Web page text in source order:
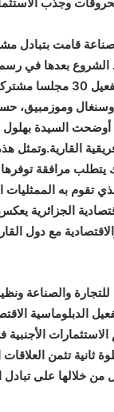
قامت بتبادل
الشروع بعدها في
بتعزيز المبادلات البينية مع هذه
وسنغال وموزمبيق،
أوضحت السيدة
القارية.وتمثل
يتطلب مرافقة
تقوم به الممثليات
الجزائرية
مع دول
والصناعة
الدبلوماسية
الأجنبية
تثمن العلاقات
خلالها على تبادل